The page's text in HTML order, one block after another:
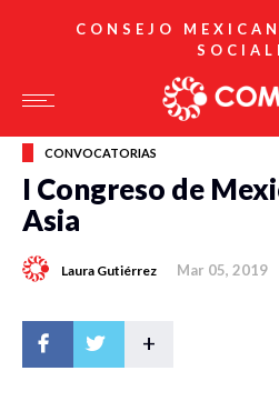
CONSEJO
CONVOCATORIAS
I Congreso de
Asia
Laura Gutiérrez Mar 05, 2019
+